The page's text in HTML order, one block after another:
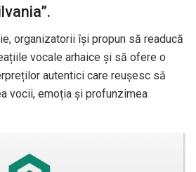
organizatorii își propun să readucă
vocale arhaice și să ofere o
autentici care reușesc să
vocii, emoția și profunzimea